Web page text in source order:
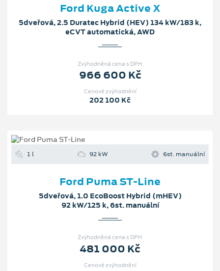
Ford Kuga Active X
5dveřová, 2.5 Duratec Hybrid (HEV) 134 kW/183 k,
eCVT automatická, AWD
Zvýhodněná cena s DPH
966 600 Kč
Cenové zvýhodnění
202 100 Kč
1 l 92 kW 6st. manuální
Ford Puma ST-Line
5dveřová, 1.0 EcoBoost Hybrid (mHEV)
92 kW/125 k, 6st. manuální
Zvýhodněná cena s DPH
481 000 Kč
Cenové zvýhodnění